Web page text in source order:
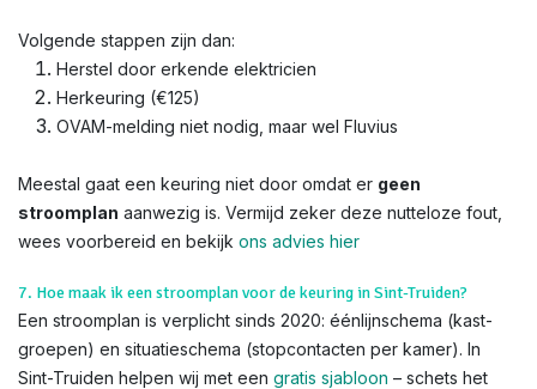
Volgende stappen zijn dan:
Herstel door erkende elektricien
Herkeuring (€125)
OVAM-melding niet nodig, maar wel Fluvius
Meestal gaat een keuring niet door omdat er geen
stroomplan aanwezig is. Vermijd zeker deze nutteloze fout,
wees voorbereid en bekijk ons advies hier
7. Hoe maak ik een stroomplan voor de keuring in Sint-Truiden?
Een stroomplan is verplicht sinds 2020: éénlijnschema (kast-
groepen) en situatieschema (stopcontacten per kamer). In
Sint-Truiden helpen wij met een gratis sjabloon – schets het